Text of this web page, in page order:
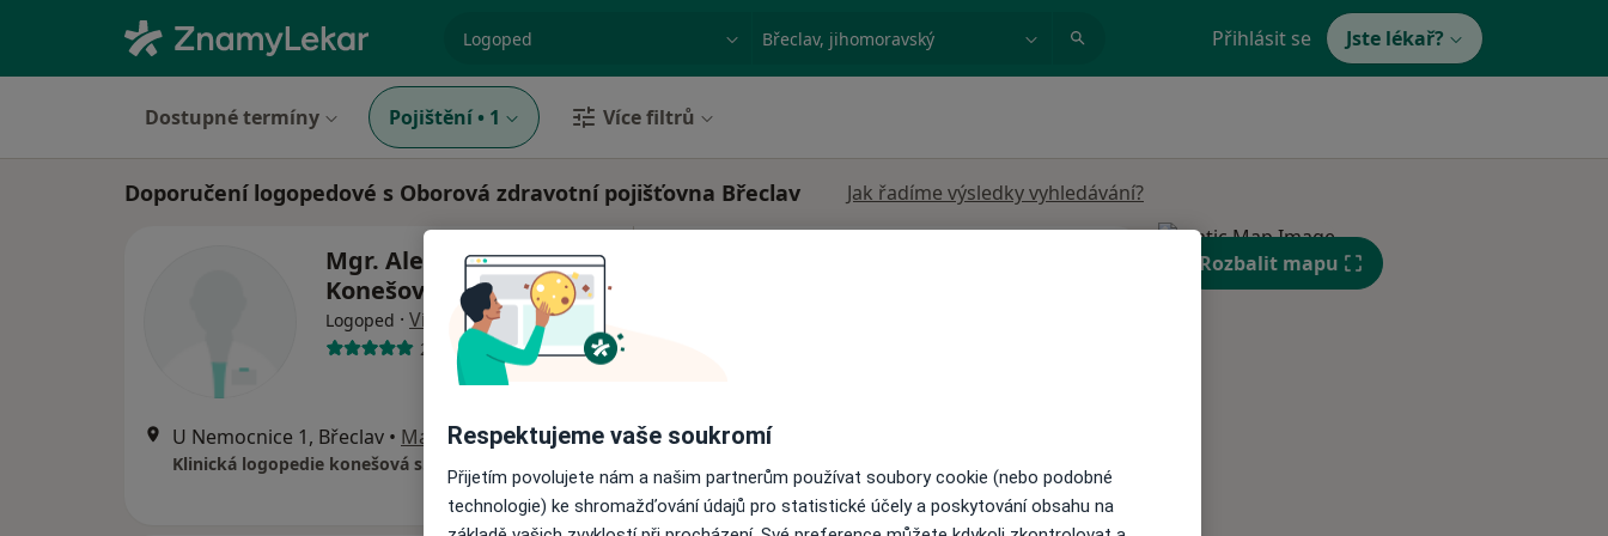
Město nebo region Přihlásit se Jste lékař?
Dostupné termíny Pojištění • 1 Více filtrů
Doporučení logopedové s Oborová zdravotní pojišťovna Břeclav Jak řadíme výsledky vyhledávání?
Mgr. Alexandra
Konešová
Logoped · Více
2 názory
U Nemocnice 1, Břeclav • Mapa
Klinická logopedie konešová s.r.o.
St Čt
13 Srpen
Rozbalit mapu
Respektujeme vaše soukromí
Přijetím povolujete nám a našim partnerům používat soubory cookie (nebo podobné
technologie) ke shromažďování údajů pro statistické účely a poskytování obsahu na